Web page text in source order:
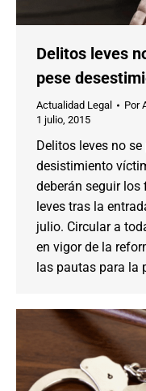
Delitos leves
pese
Actualidad Legal Por
1 julio, 2015
Delitos leves no
desistimiento
deberán seguir los
leves tras la
julio. Circular a
en vigor de la
las pautas para la